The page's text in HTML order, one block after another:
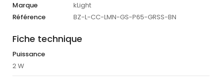
Marque
kLight
Référence
BZ-L-CC-LMN-GS-P65-GRSS-BN
Fiche technique
Puissance
2 W